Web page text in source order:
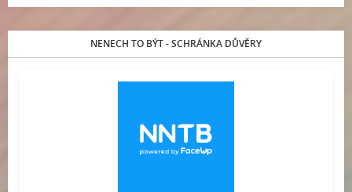
NENECH TO BÝT - SCHRÁNKA DŮVĚRY